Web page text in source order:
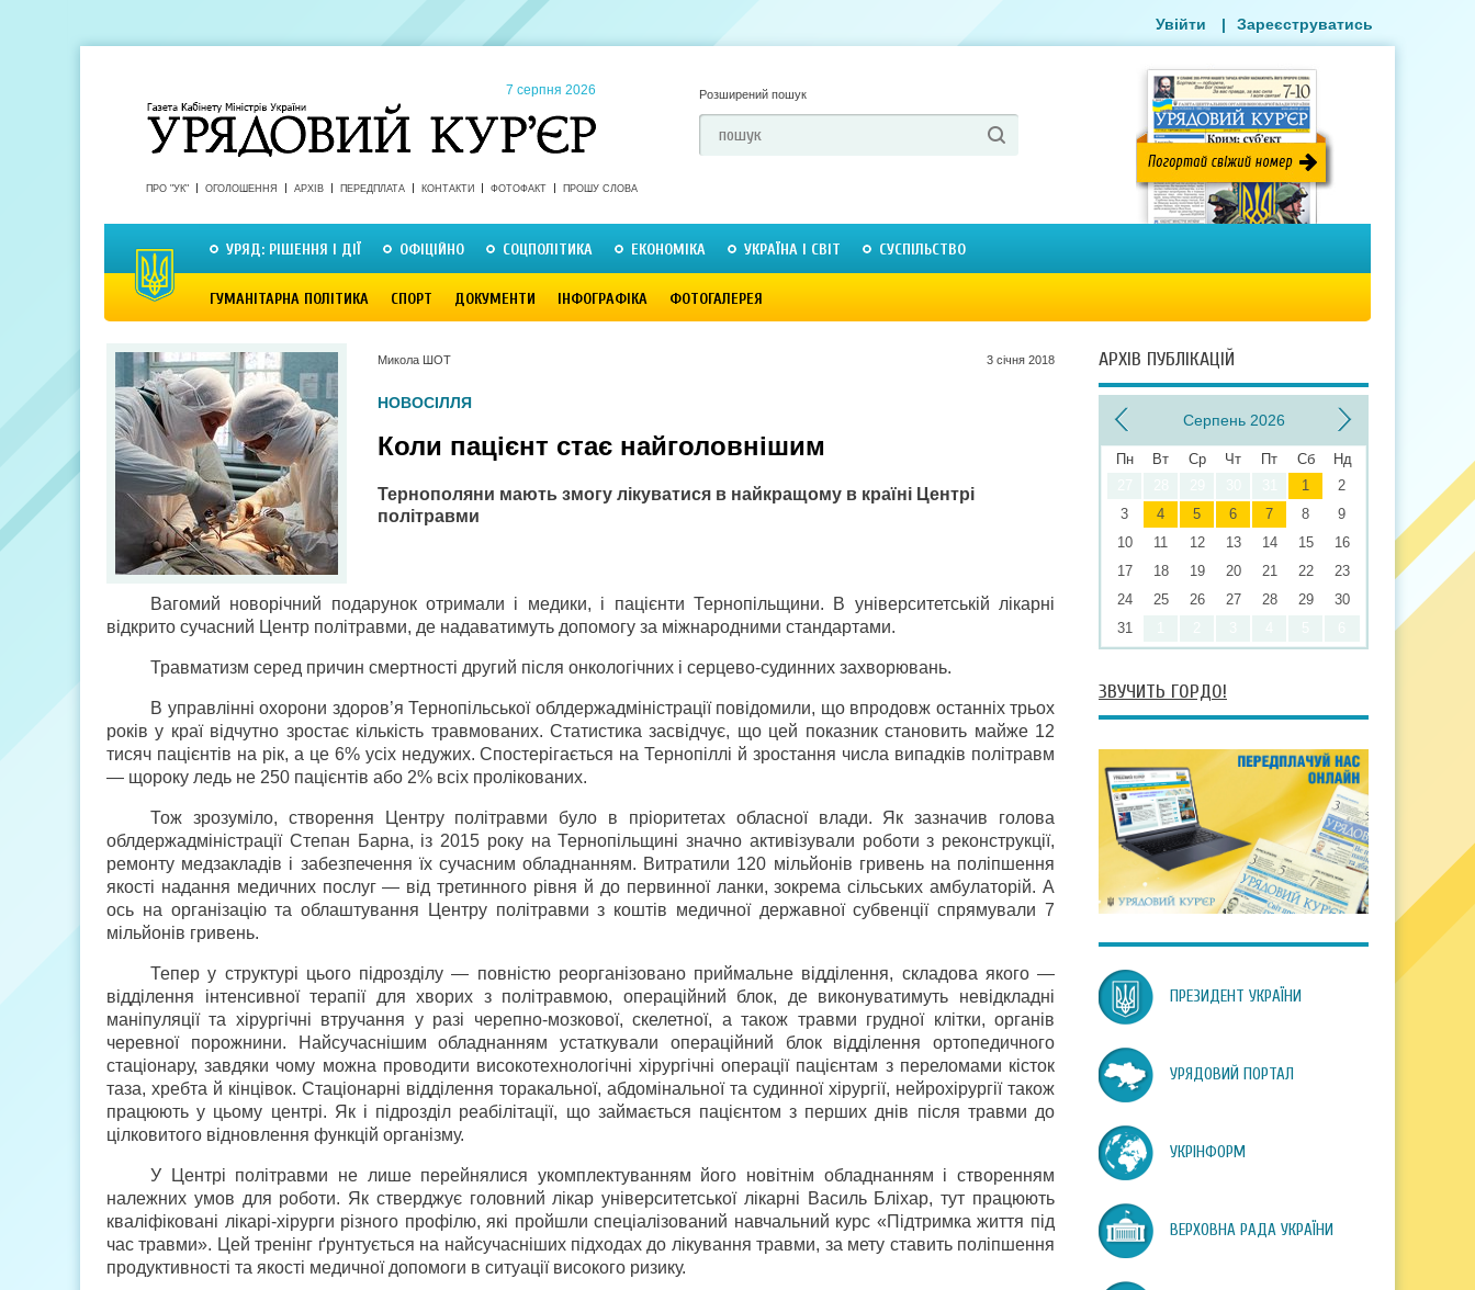
7 серпня 2026 Розширений пошук
ПРО "УК" ОГОЛОШЕННЯ АРХІВ ПЕРЕДПЛАТА КОНТАКТИ ФОТОФАКТ ПРОШУ СЛОВА
УРЯД: РІШЕННЯ І ДІЇ ОФІЦІЙНО СОЦПОЛІТИКА ЕКОНОМІКА УКРАЇНА І СВІТ СУСПІЛЬСТВО
ГУМАНІТАРНА ПОЛІТИКА СПОРТ ДОКУМЕНТИ ІНФОГРАФІКА ФОТОГАЛЕРЕЯ
Увійти | Зареєструватись
Микола ШОТ 3 сiчня 2018
НОВОСІЛЛЯ
Коли пацієнт стає найголовнішим
Тернополяни мають змогу лікуватися в найкращому в країні Центрі
політравми
Вагомий новорічний подарунок отримали і медики, і пацієнти Тернопільщини. В університетській лікарні
відкрито сучасний Центр політравми, де надаватимуть допомогу за міжнародними стандартами.
Травматизм серед причин смертності другий після онкологічних і серцево-судинних захворювань.
В управлінні охорони здоров’я Тернопільської облдержадміністрації повідомили, що впродовж останніх трьох
років у краї відчутно зростає кількість травмованих. Статистика засвідчує, що цей показник становить майже 12
тисяч пацієнтів на рік, а це 6% усіх недужих. Спостерігається на Тернопіллі й зростання числа випадків політравм
— щороку ледь не 250 пацієнтів або 2% всіх пролікованих.
Тож зрозуміло, створення Центру політравми було в пріоритетах обласної влади. Як зазначив голова
облдержадміністрації Степан Барна, із 2015 року на Тернопільщині значно активізували роботи з реконструкції,
ремонту медзакладів і забезпечення їх сучасним обладнанням. Витратили 120 мільйонів гривень на поліпшення
якості надання медичних послуг — від третинного рівня й до первинної ланки, зокрема сільських амбулаторій. А
ось на організацію та облаштування Центру політравми з коштів медичної державної субвенції спрямували 7
мільйонів гривень.
Тепер у структурі цього підрозділу — повністю реорганізовано приймальне відділення, складова якого —
відділення інтенсивної терапії для хворих з політравмою, операційний блок, де виконуватимуть невідкладні
маніпуляції та хірургічні втручання у разі черепно-мозкової, скелетної, а також травми грудної клітки, органів
черевної порожнини. Найсучаснішим обладнанням устаткували операційний блок відділення ортопедичного
стаціонару, завдяки чому можна проводити високотехнологічні хірургічні операції пацієнтам з переломами кісток
таза, хребта й кінцівок. Стаціонарні відділення торакальної, абдомінальної та судинної хірургії, нейрохірургії також
працюють у цьому центрі. Як і підрозділ реабілітації, що займається пацієнтом з перших днів після травми до
цілковитого відновлення функцій організму.
У Центрі політравми не лише перейнялися укомплектуванням його новітнім обладнанням і створенням
належних умов для роботи. Як стверджує головний лікар університетської лікарні Василь Бліхар, тут працюють
кваліфіковані лікарі-хірурги різного профілю, які пройшли спеціалізований навчальний курс «Підтримка життя під
час травми». Цей тренінг ґрунтується на найсучасніших підходах до лікування травми, за мету ставить поліпшення
продуктивності та якості медичної допомоги в ситуації високого ризику.
АРХІВ ПУБЛІКАЦІЙ
Серпень 2026
Пн Вт Ср Чт Пт Сб
Нд
1
2
3
4 5 6 7 8
9
10
11 12 13 14 15
16
17
18 19 20 21 22
23
24
25 26 27 28 29
30
31
ЗВУЧИТЬ ГОРДО!
ПРЕЗИДЕНТ УКРАЇНИ
УРЯДОВИЙ ПОРТАЛ
УКРІНФОРМ
ВЕРХОВНА РАДА УКРАЇНИ